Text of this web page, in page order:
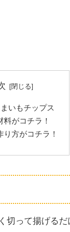
いもチップス
料がコチラ！
り方がコチラ！
って揚げるだ